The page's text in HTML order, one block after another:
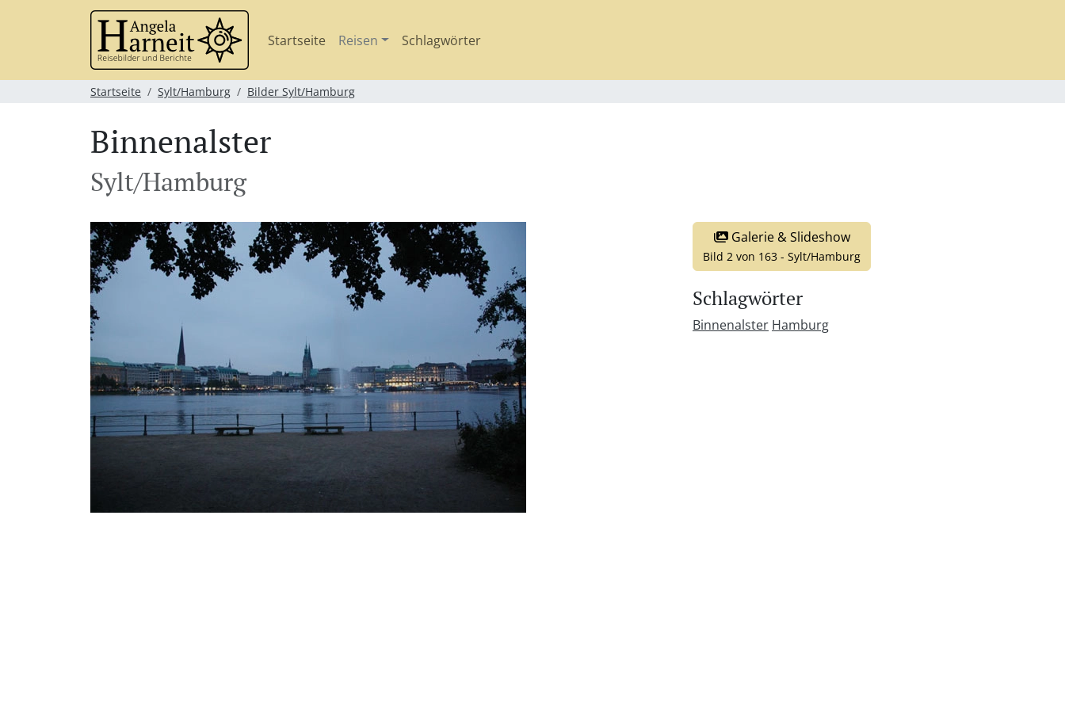
Startseite Reisen Schlagwörter
Startseite Sylt/Hamburg Bilder Sylt/Hamburg
Binnenalster
Sylt/Hamburg
Galerie & Slideshow
Bild 2 von 163 - Sylt/Hamburg
Schlagwörter
Binnenalster Hamburg